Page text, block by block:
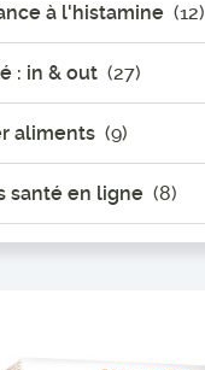
à l'histamine (12)
: in & out (27)
aliments (9)
santé en ligne (8)